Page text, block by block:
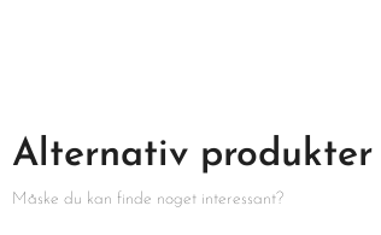
Alternativ produkter
Måske du kan finde noget interessant?